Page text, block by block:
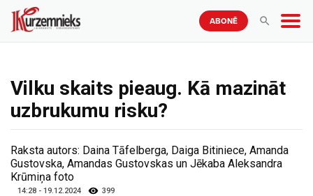
ABONĒ
Vilku skaits pieaug. Kā mazināt
uzbrukumu risku?
Raksta autors: Daina Tāfelberga, Daiga Bitiniece, Amanda
Gustovska, Amandas Gustovskas un Jēkaba Aleksandra
Krūmiņa foto
14:28 - 19.12.2024 399